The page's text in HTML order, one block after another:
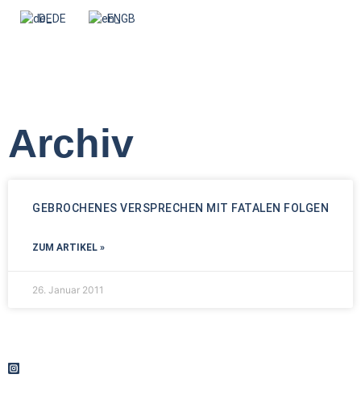
DE EN
Archiv
GEBROCHENES VERSPRECHEN MIT FATALEN FOLGEN
ZUM ARTIKEL »
26. Januar 2011